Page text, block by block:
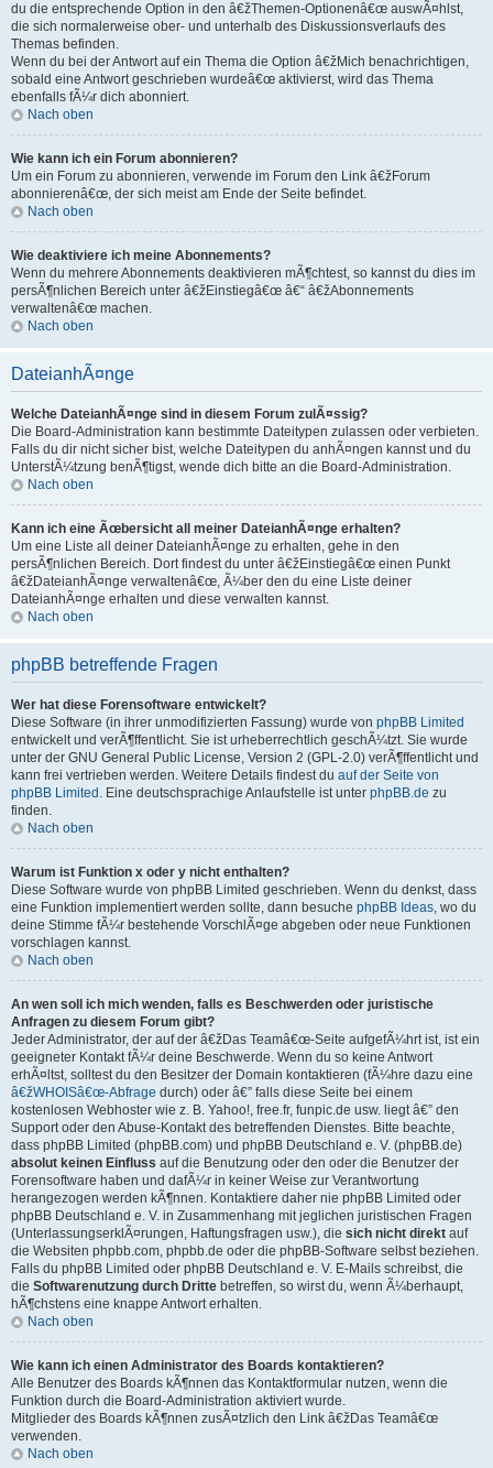
du die entsprechende Option in den â€žThemen-Optionenâ€œ auswÃ¤hlst,
die sich normalerweise ober- und unterhalb des Diskussionsverlaufs des
Themas befinden.
Wenn du bei der Antwort auf ein Thema die Option â€žMich benachrichtigen,
sobald eine Antwort geschrieben wurdeâ€œ aktivierst, wird das Thema
ebenfalls fÃ¼r dich abonniert.
Nach oben
Wie kann ich ein Forum abonnieren?
Um ein Forum zu abonnieren, verwende im Forum den Link â€žForum
abonnierenâ€œ, der sich meist am Ende der Seite befindet.
Nach oben
Wie deaktiviere ich meine Abonnements?
Wenn du mehrere Abonnements deaktivieren mÃ¶chtest, so kannst du dies im
persÃ¶nlichen Bereich unter â€žEinstiegâ€œ â€“ â€žAbonnements
verwaltenâ€œ machen.
Nach oben
DateianhÃ¤nge
Welche DateianhÃ¤nge sind in diesem Forum zulÃ¤ssig?
Die Board-Administration kann bestimmte Dateitypen zulassen oder verbieten.
Falls du dir nicht sicher bist, welche Dateitypen du anhÃ¤ngen kannst und du
UnterstÃ¼tzung benÃ¶tigst, wende dich bitte an die Board-Administration.
Nach oben
Kann ich eine Ãœbersicht all meiner DateianhÃ¤nge erhalten?
Um eine Liste all deiner DateianhÃ¤nge zu erhalten, gehe in den
persÃ¶nlichen Bereich. Dort findest du unter â€žEinstiegâ€œ einen Punkt
â€žDateianhÃ¤nge verwaltenâ€œ, Ã¼ber den du eine Liste deiner
DateianhÃ¤nge erhalten und diese verwalten kannst.
Nach oben
phpBB betreffende Fragen
Wer hat diese Forensoftware entwickelt?
Diese Software (in ihrer unmodifizierten Fassung) wurde von phpBB Limited
entwickelt und verÃ¶ffentlicht. Sie ist urheberrechtlich geschÃ¼tzt. Sie wurde
unter der GNU General Public License, Version 2 (GPL-2.0) verÃ¶ffentlicht und
kann frei vertrieben werden. Weitere Details findest du auf der Seite von
phpBB Limited . Eine deutschsprachige Anlaufstelle ist unter phpBB.de zu
finden.
Nach oben
Warum ist Funktion x oder y nicht enthalten?
Diese Software wurde von phpBB Limited geschrieben. Wenn du denkst, dass
eine Funktion implementiert werden sollte, dann besuche phpBB Ideas, wo du
deine Stimme fÃ¼r bestehende VorschlÃ¤ge abgeben oder neue Funktionen
vorschlagen kannst.
Nach oben
An wen soll ich mich wenden, falls es Beschwerden oder juristische
Anfragen zu diesem Forum gibt?
Jeder Administrator, der auf der â€žDas Teamâ€œ-Seite aufgefÃ¼hrt ist, ist ein
geeigneter Kontakt fÃ¼r deine Beschwerde. Wenn du so keine Antwort
erhÃ¤ltst, solltest du den Besitzer der Domain kontaktieren (fÃ¼hre dazu eine
â€žWHOISâ€œ-Abfrage durch) oder â€” falls diese Seite bei einem
kostenlosen Webhoster wie z. B. Yahoo!, free.fr, funpic.de usw. liegt â€” den
Support oder den Abuse-Kontakt des betreffenden Dienstes. Bitte beachte,
dass phpBB Limited (phpBB.com) und phpBB Deutschland e. V. (phpBB.de)
absolut keinen Einfluss auf die Benutzung oder den oder die Benutzer der
Forensoftware haben und dafÃ¼r in keiner Weise zur Verantwortung
herangezogen werden kÃ¶nnen. Kontaktiere daher nie phpBB Limited oder
phpBB Deutschland e. V. in Zusammenhang mit jeglichen juristischen Fragen
(UnterlassungserklÃ¤rungen, Haftungsfragen usw.), die sich nicht direkt auf
die Websiten phpbb.com, phpbb.de oder die phpBB-Software selbst beziehen.
Falls du phpBB Limited oder phpBB Deutschland e. V. E-Mails schreibst, die
die Softwarenutzung durch Dritte betreffen, so wirst du, wenn Ã¼berhaupt,
hÃ¶chstens eine knappe Antwort erhalten.
Nach oben
Wie kann ich einen Administrator des Boards kontaktieren?
Alle Benutzer des Boards kÃ¶nnen das Kontaktformular nutzen, wenn die
Funktion durch die Board-Administration aktiviert wurde.
Mitglieder des Boards kÃ¶nnen zusÃ¤tzlich den Link â€žDas Teamâ€œ
verwenden.
Nach oben